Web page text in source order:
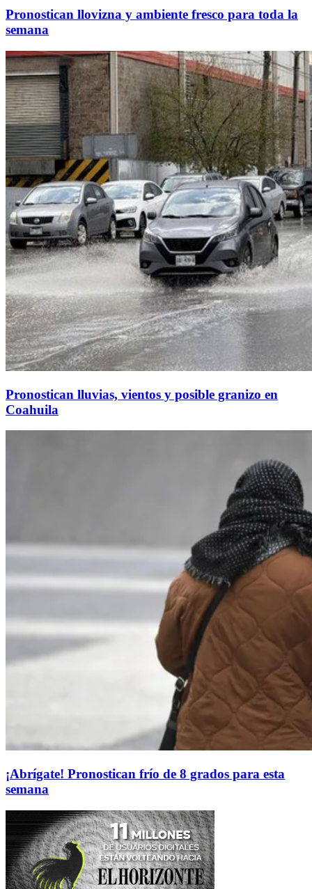
Pronostican llovizna y ambiente fresco para toda la
semana
Pronostican lluvias, vientos y posible granizo en
Coahuila
¡Abrígate! Pronostican frío de 8 grados para esta
semana